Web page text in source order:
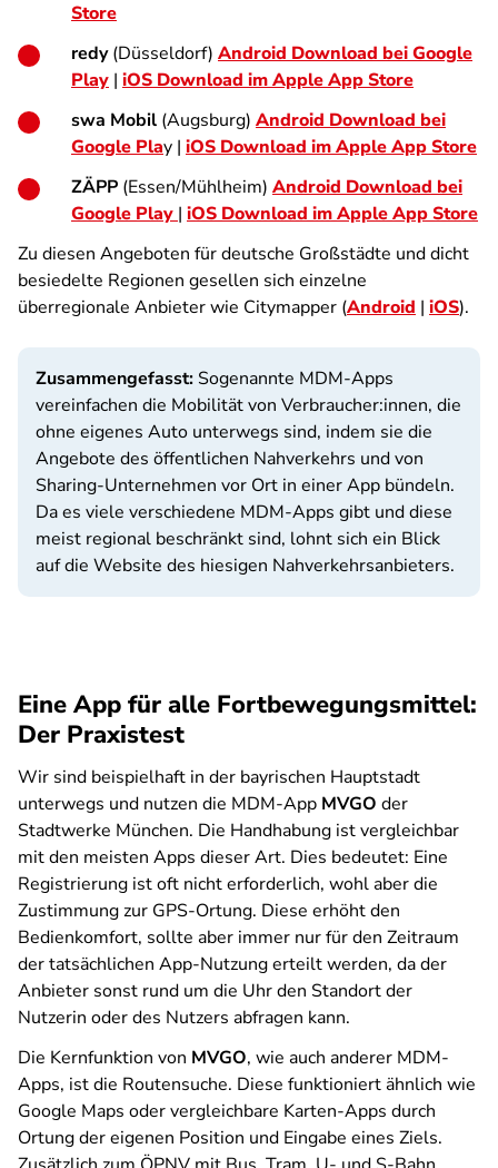
Store
redy(Düsseldorf) Android Download bei Google
Play | iOS Download im Apple App Store
swa Mobil (Augsburg) Android Download bei
Google Play | iOS Download im Apple App Store
ZÄPP (Essen/Mühlheim) Android Download bei
Google Play | iOS Download im Apple App Store
Zu diesen Angeboten für deutsche Großstädte und dicht
besiedelte Regionen gesellen sich einzelne
überregionale Anbieter wie Citymapper (Android | iOS).
Zusammengefasst: Sogenannte MDM-Apps
vereinfachen die Mobilität von Verbraucher:innen, die
ohne eigenes Auto unterwegs sind, indem sie die
Angebote des öffentlichen Nahverkehrs und von
Sharing-Unternehmen vor Ort in einer App bündeln.
Da es viele verschiedene MDM-Apps gibt und diese
meist regional beschränkt sind, lohnt sich ein Blick
auf die Website des hiesigen Nahverkehrsanbieters.
Eine App für alle Fortbewegungsmittel:
Der Praxistest
Wir sind beispielhaft in der bayrischen Hauptstadt
unterwegs und nutzen die MDM-App MVGO der
Stadtwerke München. Die Handhabung ist vergleichbar
mit den meisten Apps dieser Art. Dies bedeutet: Eine
Registrierung ist oft nicht erforderlich, wohl aber die
Zustimmung zur GPS-Ortung. Diese erhöht den
Bedienkomfort, sollte aber immer nur für den Zeitraum
der tatsächlichen App-Nutzung erteilt werden, da der
Anbieter sonst rund um die Uhr den Standort der
Nutzerin oder des Nutzers abfragen kann.
Die Kernfunktion von MVGO, wie auch anderer MDM-
Apps, ist die Routensuche. Diese funktioniert ähnlich wie
Google Maps oder vergleichbare Karten-Apps durch
Ortung der eigenen Position und Eingabe eines Ziels.